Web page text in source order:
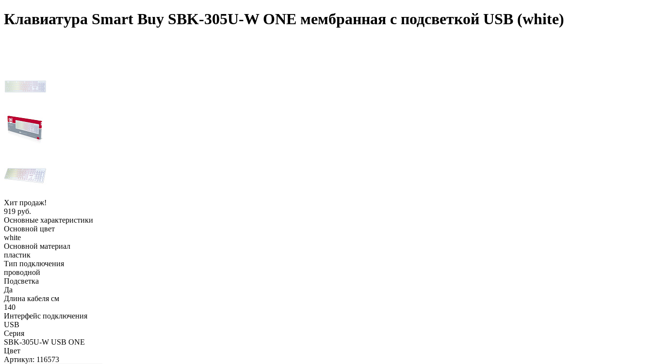
Клавиатура Smart Buy SBK-305U-W ONE мембранная с подсветкой USB (white)
Хит продаж!
919 руб.
Основные характеристики
Основной цвет
white
Основной материал
пластик
Тип подключения
проводной
Подсветка
Да
Длина кабеля см
140
Интерфейс подключения
USB
Серия
SBK-305U-W USB ONE
Цвет
Артикул: 116573